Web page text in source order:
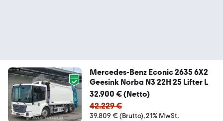
Mercedes-Benz Econic 2635 6X2
Geesink Norba N3 22H 25 Lifter L
32.900 € (Netto)
42.229 €
39.809 € (Brutto) 21% MwSt.